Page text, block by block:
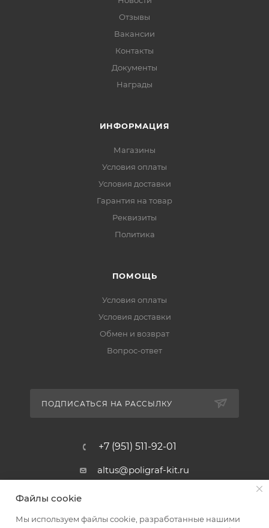
Отзывы
Вакансии
Контакты
Документы
Награды
ИНФОРМАЦИЯ
Магазины
Условия оплаты
Условия доставки
Гарантия на товар
Реквизиты
Политика
ПОМОЩЬ
Условия оплаты
Условия доставки
Обмен и возврат
Вопрос-ответ
ПОДПИСАТЬСЯ НА РАССЫЛКУ
+7 (951) 511-92-01
altus@poligraf-kit.ru
Магазин-склад ТЦ "Альтус"
пос. Янтарный, Малое Зеленое
Файлы cookie
Мы используем файлы cookie, разработанные нашими